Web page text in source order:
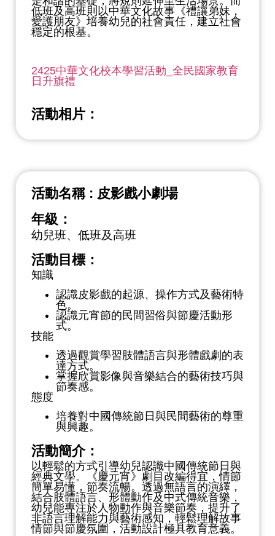
低班及高班則以中華文化故事《禮讓弟妹，
愛護朋友》培養幼兒的社會責任，建立社會
穩定的根基。
2425中華文化校本學習活動_全民國家教育
日升旗禮
活動相片：
活動名稱 : 皮影戲小劇場
年級：
幼兒班、低班及高班
活動目標：
知識
認識皮影戲的起源、操作方式及藝術特
色。
認識元宵節的民間習俗與節慶活動形
式。
技能
透過觀賞學習肢體語言與形體戲劇的表
達方式。
掌握欣賞影像與音樂結合的藝術技巧與
節奏感。
態度
培養對中國傳統節日與民間藝術的尊重
與興趣。
活動簡介：
以輕鬆的方式引導幼兒認識中國傳統節日與
經典文學。《慶元宵》劇目改編得宜，情節
簡單易懂，節奏流暢。透過無語言的演繹，
結合肢體語言、形體動作及中式傳統音樂，
幼兒能專注於人物動作與音樂節奏，提升了
非語言理解能力與藝術感知，輕鬆理解故事
情節與節慶氛圍，活動設計極具教育意義。